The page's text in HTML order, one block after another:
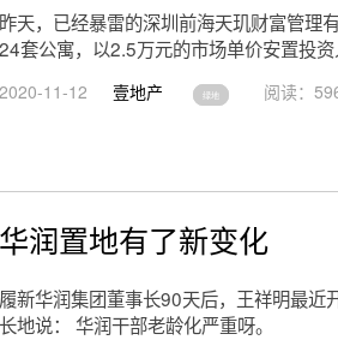
昨天，已经暴雷的深圳前海天玑财富管理
24套公寓，以2.5万元的市场单价安置投资
2020-11-12 壹地产 绿地 阅读：
华润置地有了新变化
履新华润集团董事长90天后，王祥明最
长地说： 华润干部老龄化严重呀。